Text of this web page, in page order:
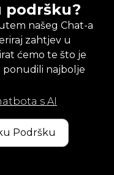
podršku?
našeg Chat-a
zahtjev u
ćemo te što je
ponudili najbolje
s AI
Podršku